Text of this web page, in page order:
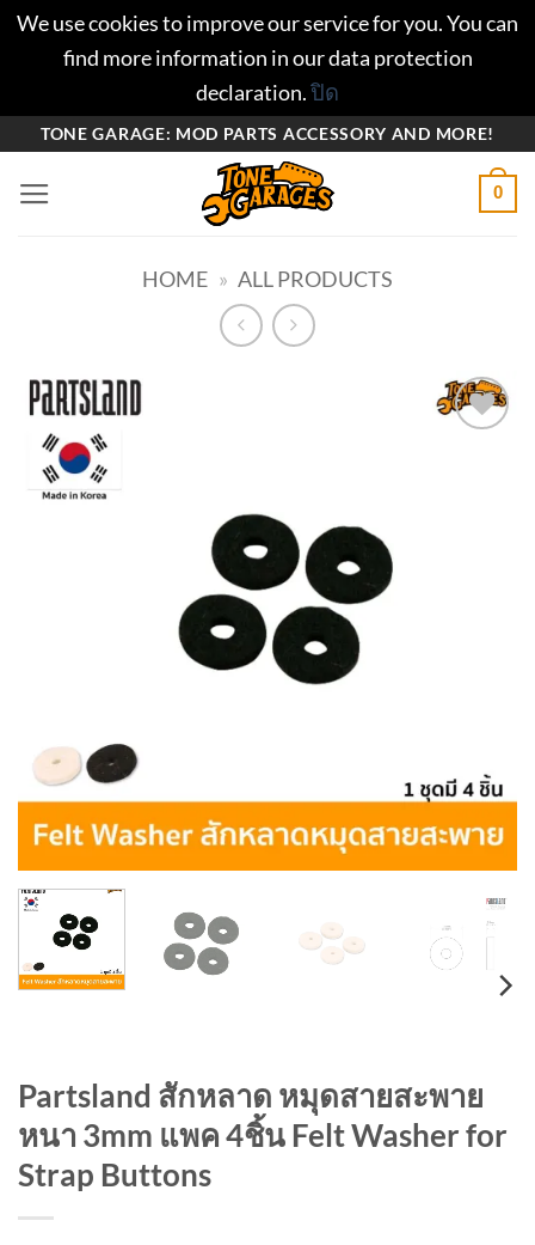
We use cookies to improve our service for you. You can
find more information in our data protection
declaration.ปิด
ยัง
TONE GARAGE: MOD PARTS ACCESSORY AND MORE!
0
HOME » ALL PRODUCTS
Partsland สักหลาด หมุดสายสะพาย
หนา 3mm แพค 4ชิ้น Felt Washer for
Strap Buttons